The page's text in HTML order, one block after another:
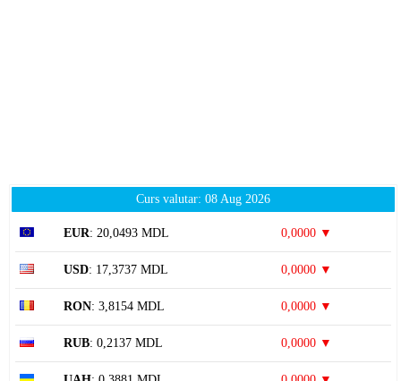
Curs valutar: 08 Aug 2026
EUR: 20,0493 MDL 0,0000 ▼
USD: 17,3737 MDL 0,0000 ▼
RON: 3,8154 MDL 0,0000 ▼
RUB: 0,2137 MDL 0,0000 ▼